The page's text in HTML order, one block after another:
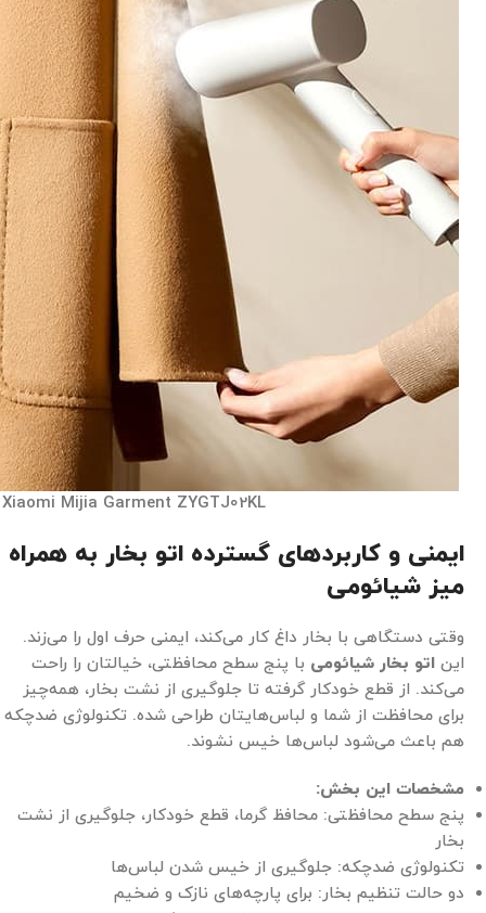
Xiaomi Mijia Garment ZYGTJ02KL
ایمنی و کاربردهای گسترده اتو بخار به همراه
میز شیائومی
وقتی دستگاهی با بخار داغ کار می‌کند، ایمنی حرف اول را می‌زند.
این اتو بخار شیائومی با پنج سطح محافظتی، خیالتان را راحت
می‌کند. از قطع خودکار گرفته تا جلوگیری از نشت بخار، همه‌چیز
برای محافظت از شما و لباس‌هایتان طراحی شده. تکنولوژی ضدچکه
هم باعث می‌شود لباس‌ها خیس نشوند.
مشخصات این بخش:
پنج سطح محافظتی: محافظ گرما، قطع خودکار، جلوگیری از نشت
بخار
تکنولوژی ضدچکه: جلوگیری از خیس شدن لباس‌ها
دو حالت تنظیم بخار: برای پارچه‌های نازک و ضخیم